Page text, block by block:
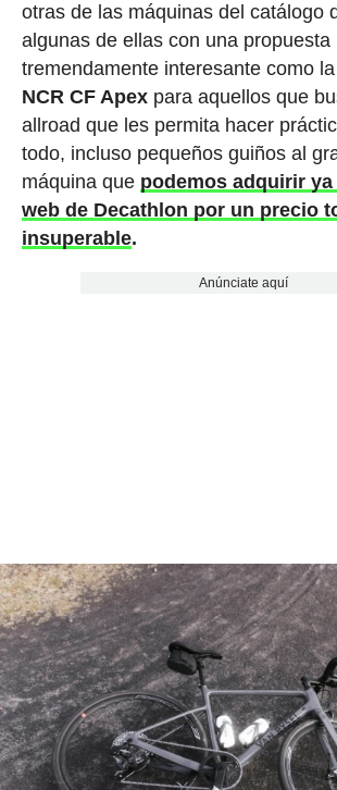
otras de las máquinas del catálogo
algunas de ellas con una propuesta
tremendamente interesante como la
NCR CF Apexpara aquellos que
allroad que les permita hacer
todo, incluso pequeños guiños al
máquina que podemos adquirir
web de Decathlon por un precio
insuperable.
Anúnciate aquí